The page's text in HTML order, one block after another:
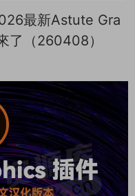
最新Astute Gra
了（260408）